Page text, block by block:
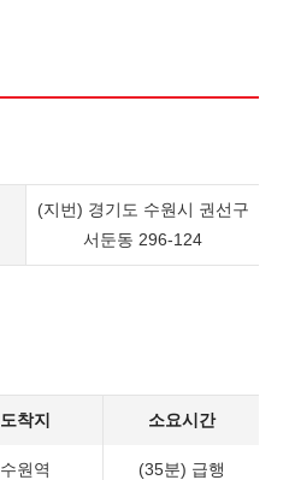
길찾기
(지번) 경기도 수원시 권선구
서둔동 296-124
도착지 소요시간
수원역 (35분) 급행